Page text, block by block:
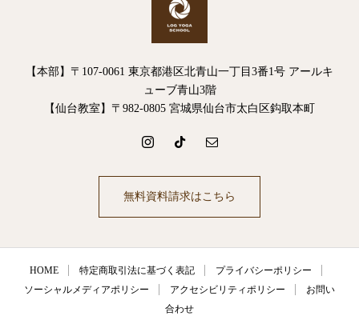
【本部】〒107-0061 東京都港区北青山一丁目3番1号 アールキ
ューブ青山3階
【仙台教室】〒982-0805 宮城県仙台市太白区鈎取本町
無料資料請求はこちら
HOME 特定商取引法に基づく表記
プライバシーポリシー
ソーシャルメディアポリシー
アクセシビリティポリシー
お問い
合わせ